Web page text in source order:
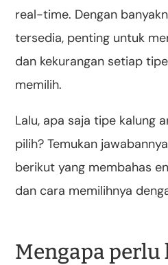
real-time. Dengan
tersedia, penting untuk
dan kekurangan setiap
memilih.
Lalu, apa saja tipe kalung
pilih? Temukan
berikut yang membahas
dan cara memilihnya
Mengapa perlu